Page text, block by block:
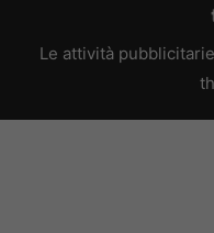
Le attività